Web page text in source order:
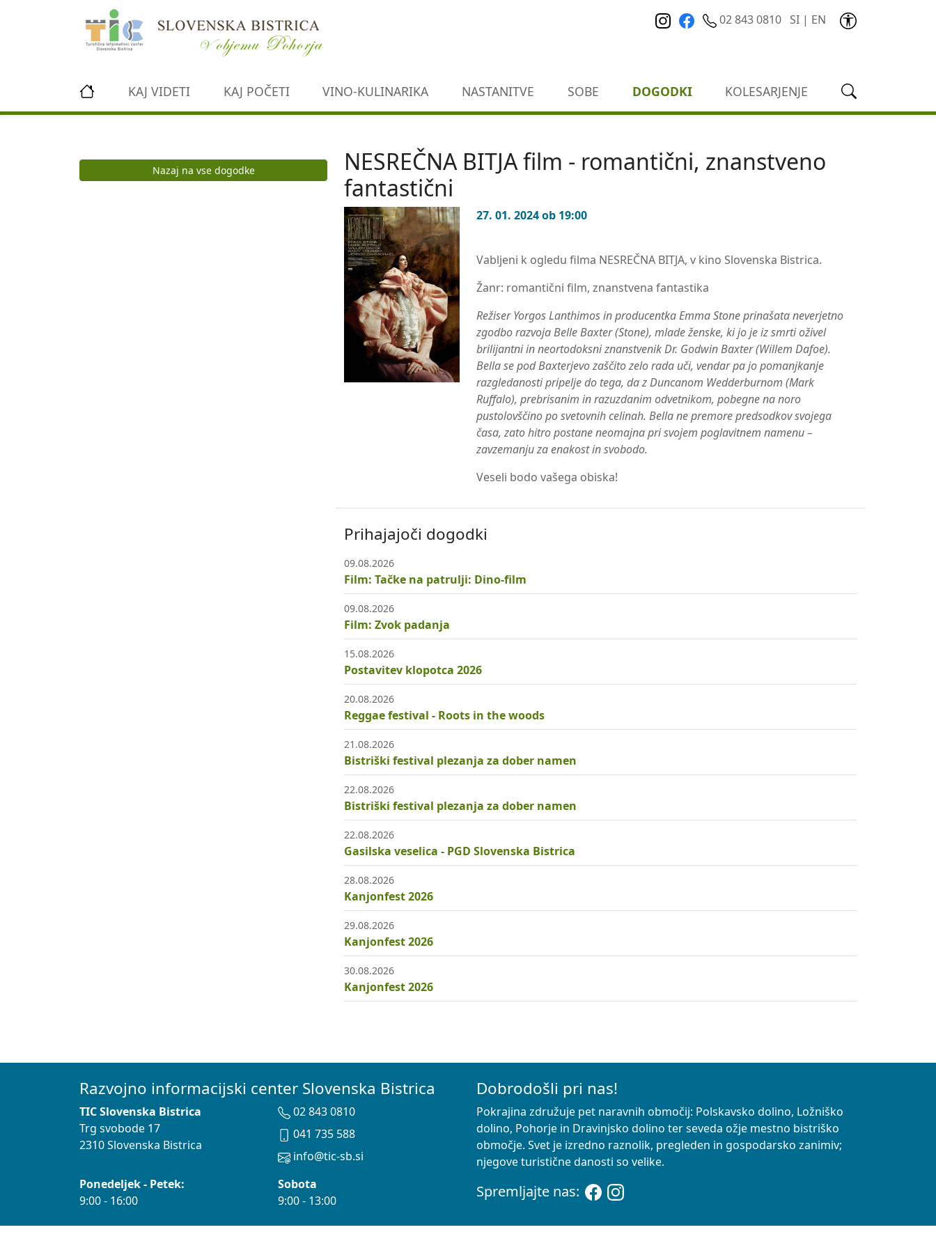
02 843 0810 SI | EN
KAJ VIDETI KAJ POČETI VINO-KULINARIKA NASTANITVE SOBE DOGODKI KOLESARJENJE
Nazaj na vse dogodke
NESREČNA BITJA film - romantični, znanstveno
fantastični
27. 01. 2024 ob 19:00
Vabljeni k ogledu filma NESREČNA BITJA, v kino Slovenska Bistrica.
Žanr: romantični film, znanstvena fantastika
Režiser Yorgos Lanthimos in producentka Emma Stone prinašata neverjetno
zgodbo razvoja Belle Baxter (Stone), mlade ženske, ki jo je iz smrti oživel
brilijantni in neortodoksni znanstvenik Dr. Godwin Baxter (Willem Dafoe).
Bella se pod Baxterjevo zaščito zelo rada uči, vendar pa jo pomanjkanje
razgledanosti pripelje do tega, da z Duncanom Wedderburnom (Mark
Ruffalo), prebrisanim in razuzdanim odvetnikom, pobegne na noro
pustolovščino po svetovnih celinah. Bella ne premore predsodkov svojega
časa, zato hitro postane neomajna pri svojem poglavitnem namenu –
zavzemanju za enakost in svobodo.
Veseli bodo vašega obiska!
Prihajajoči dogodki
09.08.2026
Film: Tačke na patrulji: Dino-film
09.08.2026
Film: Zvok padanja
15.08.2026
Postavitev klopotca 2026
20.08.2026
Reggae festival - Roots in the woods
21.08.2026
Bistriški festival plezanja za dober namen
22.08.2026
Bistriški festival plezanja za dober namen
22.08.2026
Gasilska veselica - PGD Slovenska Bistrica
28.08.2026
Kanjonfest 2026
29.08.2026
Kanjonfest 2026
30.08.2026
Kanjonfest 2026
Razvojno informacijski center Slovenska Bistrica
TIC Slovenska Bistrica
Trg svobode 17
2310 Slovenska Bistrica
02 843 0810
041 735 588
info@tic-sb.si
Ponedeljek - Petek:
9:00 - 16:00
Sobota
9:00 - 13:00
Dobrodošli pri nas!
Pokrajina združuje pet naravnih območij: Polskavsko dolino, Ložniško
dolino, Pohorje in Dravinjsko dolino ter seveda ožje mestno bistriško
območje. Svet je izredno raznolik, pregleden in gospodarsko zanimiv;
njegove turistične danosti so velike.
Spremljajte nas: